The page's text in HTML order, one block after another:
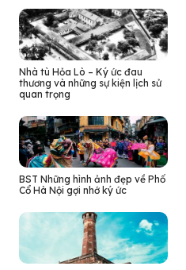
Nhà tù Hỏa Lò – Ký ức đau
thương và những sự kiện lịch sử
quan trọng
BST Những hình ảnh đẹp về Phố
Cổ Hà Nội gợi nhớ ký ức